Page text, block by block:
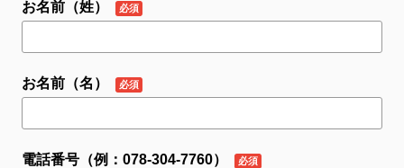
お名前（姓）
お名前（名）
電話番号（例：078-304-7760）